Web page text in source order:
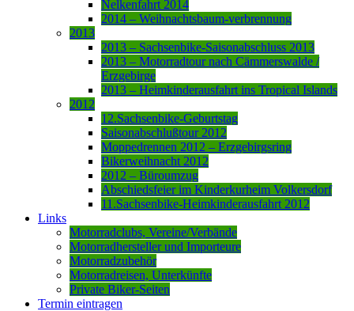
Nelkenfahrt 2014
2014 – Weihnachtsbaum-verbrennung
2013
2013 – Sachsenbike-Saisonabschluss 2013
2013 – Motorradtour nach Cämmerswalde /
Erzgebirge
2013 – Heimkinderausfahrt ins Tropical Islands
2012
12.Sachsenbike-Geburtstag
Saisonabschlußtour 2012
Moppedrennen 2012 – Erzgebirgsring
Bikerweihnacht 2012
2012 – Büroumzug
Abschiedsfeier im Kinderkurheim Volkersdorf
11.Sachsenbike-Heimkinderausfahrt 2012
Links
Motorradclubs, Vereine/Verbände
Motorradhersteller und Importeure
Motorradzubehör
Motorradreisen, Unterkünfte
Private Biker-Seiten
Termin eintragen